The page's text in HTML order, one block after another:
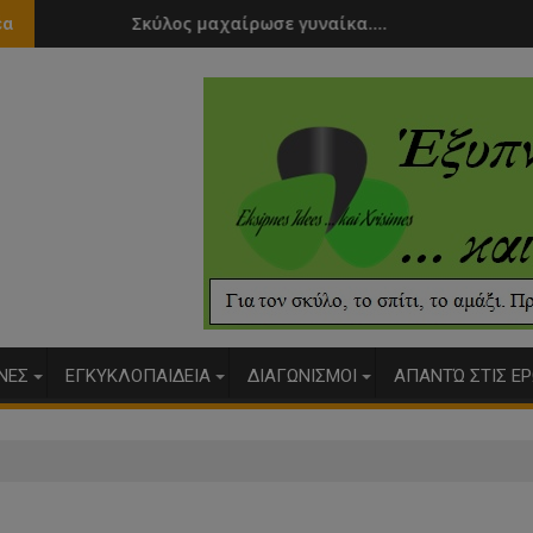
μαχαίρωσε γυναίκα.... Άνοιξε
ΕΓΚΥΚΛΟΠΑΙΔΕΙΑ ΔΙΑΓΩΝΙΣΜΟΙ ΑΠΑΝΤΏ ΣΤΙΣ